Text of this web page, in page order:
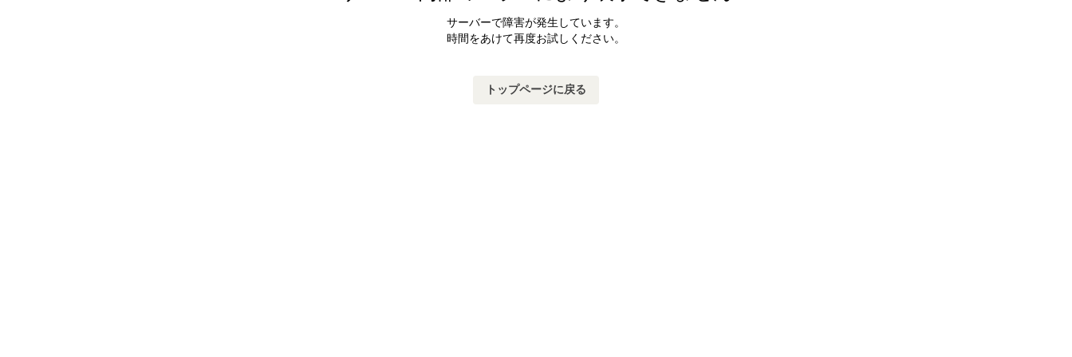
サーバーで障害が発生しています。
時間をあけて再度お試しください。
トップページに戻る